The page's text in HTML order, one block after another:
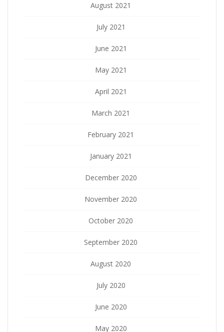
August 2021
July 2021
June 2021
May 2021
April 2021
March 2021
February 2021
January 2021
December 2020
November 2020
October 2020
September 2020
August 2020
July 2020
June 2020
May 2020